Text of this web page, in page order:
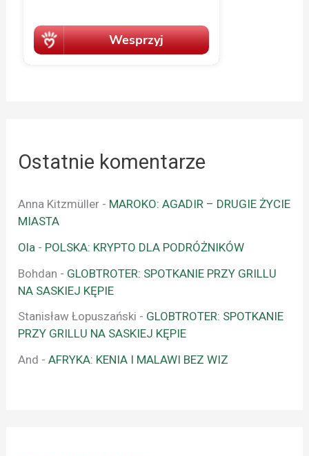
Ostatnie komentarze
Anna Kitzmüller - MAROKO: AGADIR – DRUGIE ŻYCIE
MIASTA
Ola - POLSKA: KRYPTO DLA PODRÓŻNIKÓW
Bohdan - GLOBTROTER: SPOTKANIE PRZY GRILLU
NA SASKIEJ KĘPIE
Stanisław Łopuszański - GLOBTROTER: SPOTKANIE
PRZY GRILLU NA SASKIEJ KĘPIE
And -AFRYKA: KENIA I MALAWI BEZ WIZ